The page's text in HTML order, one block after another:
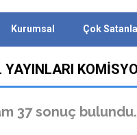
Kurumsal Çok
YAYINLARI
37 sonuç bulundu.